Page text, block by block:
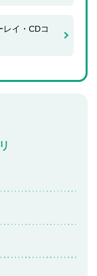
レイ・CDコ